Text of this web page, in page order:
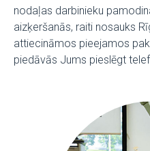
nodaļas darbinieku
aizķeršanās, raiti nosauks
attiecināmos pieejamos
piedāvās Jums pieslēgt